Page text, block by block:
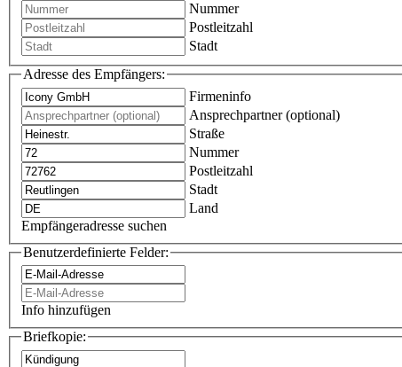
Nummer
Postleitzahl
Stadt
Adresse des Empfängers:
Firmeninfo
Ansprechpartner (optional)
Straße
Nummer
Postleitzahl
Stadt
Land
Empfängeradresse suchen
Benutzerdefinierte Felder:
Info hinzufügen
Briefkopie: